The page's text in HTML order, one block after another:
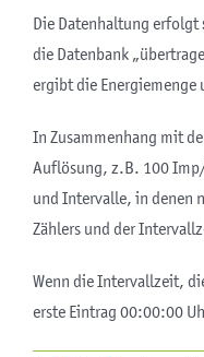
Die Datenhaltung erfolgt
die Datenbank
ergibt die
In Zusammenhang mit
Auflösung, z.B. 100
und Intervalle, in denen
Zählers und der
Wenn die Intervallzeit,
erste Eintrag 00:00:00